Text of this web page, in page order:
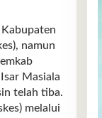
namun
Masiala
telah tiba.
melalui